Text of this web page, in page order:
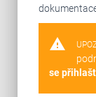
warning
se